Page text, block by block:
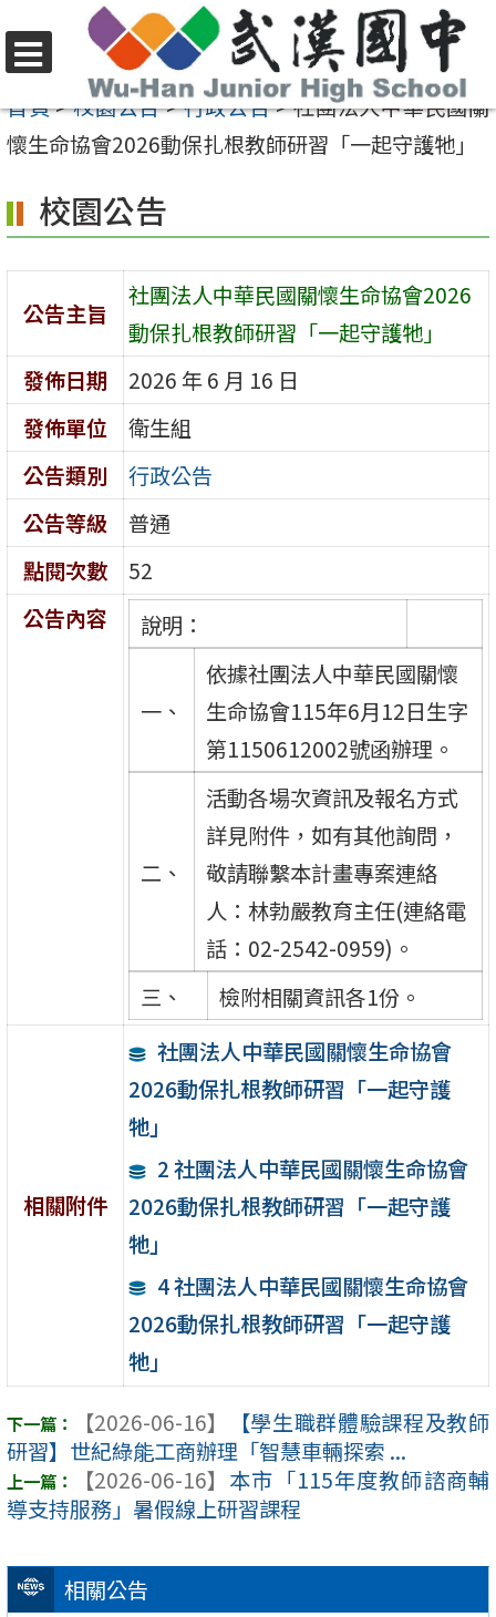
至
要
容
區
選
單
首頁>校園公告>行政公告>社團法人中華民國關
懷生命協會2026動保扎根教師研習「一起守護牠」
相關公告
校園公告
公告主旨
社團法人中華民國關懷生命協會2026
動保扎根教師研習「一起守護牠」
發佈日期
2026 年 6 月 16 日
發佈單位
衛生組
公告類別
行政公告
公告等級
普通
點閱次數
52
公告內容
說明：
一、
依據社團法人中華民國關懷
生命協會115年6月12日生字
第1150612002號函辦理。
二、
活動各場次資訊及報名方式
詳見附件，如有其他詢問，
敬請聯繫本計畫專案連絡
人：林勃嚴教育主任(連絡電
話：02-2542-0959)。
三、
檢附相關資訊各1份。
相關附件
社團法人中華民國關懷生命協會
2026動保扎根教師研習「一起守護
牠」
2 社團法人中華民國關懷生命協會
2026動保扎根教師研習「一起守護
牠」
4 社團法人中華民國關懷生命協會
2026動保扎根教師研習「一起守護
牠」
【2026-06-16】
【學生職群體驗課程及教師
研習】世紀綠能工商辦理「智慧車輛探索 ...
【2026-06-16】 本市「115年度教師諮商輔
導支持服務」暑假線上研習課程